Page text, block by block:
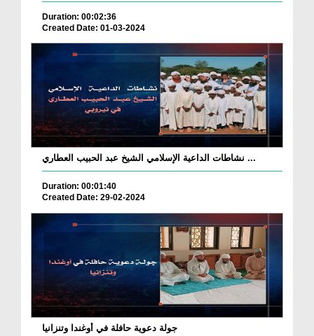
Duration: 00:02:36
Created Date: 01-03-2024
نشاطات الداعية الإسلامي الشيخ عبد الحبيب العطاري ...
Duration: 00:01:40
Created Date: 29-02-2024
جولة دعوية حافلة في أوغندا وتنزانيا